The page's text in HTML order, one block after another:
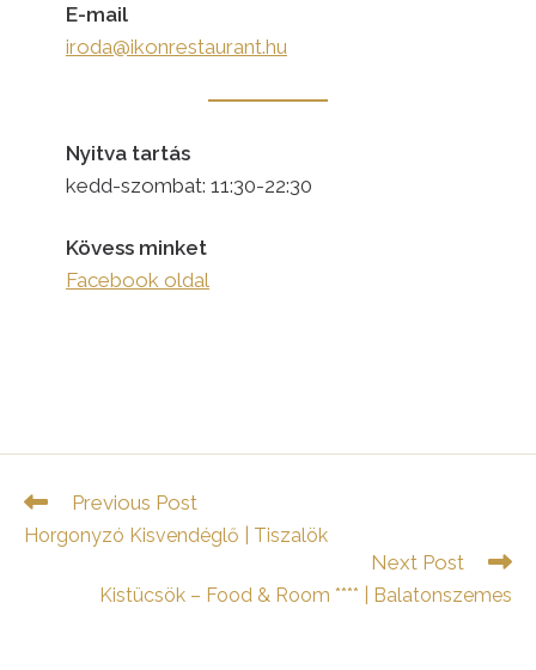
E-mail
iroda@ikonrestaurant.hu
Nyitva tartás
kedd-szombat: 11:30-22:30
Kövess minket
Facebook oldal
Read
articles
Previous Post
Horgonyzó Kisvendéglő | Tiszalök
Next Post
Kistücsök – Food & Room **** | Balatonszemes